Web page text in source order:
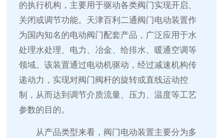
的执行机构，主要用于驱动各类阀门实现开启、
关闭或调节功能。天津百利二通阀门电动装置作
为国内知名的电动阀门配套产品，广泛应用于水
处理水处理、电力、冶金、给排水、暖通空调等
领域。该装置通过电动机驱动，经过减速机构传
递动力，实现对阀门阀杆的旋转或直线运动控
制，从而达到调节介质流量、压力、温度等工艺
参数的目的。
从产品类型来看，阀门电动装置主要分为多